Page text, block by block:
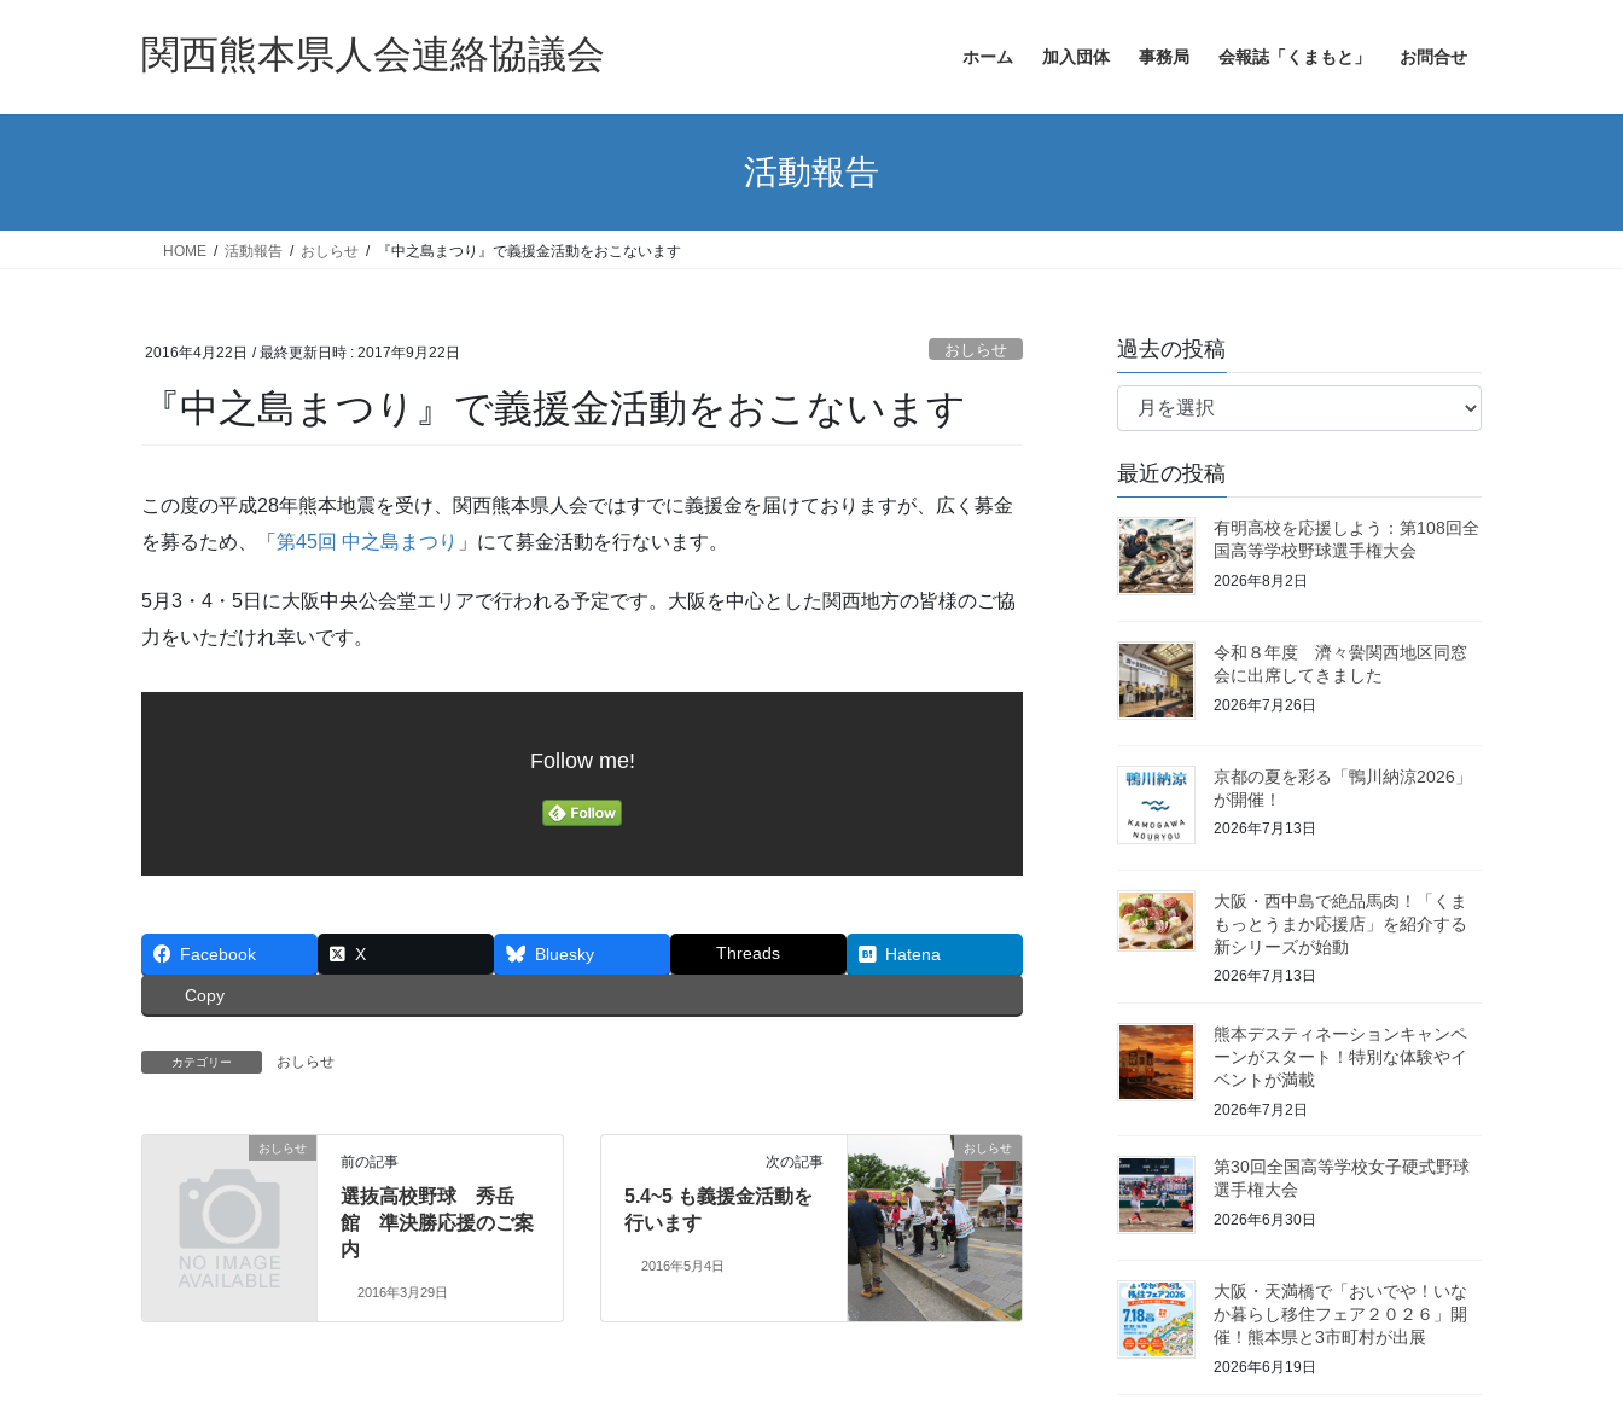
関西熊本県人会連絡協議会 ホーム 加入団体 事務局 会報誌「くまもと」 お問合せ
活動報告
HOME 活動報告 おしらせ 『中之島まつり』で義援金活動をおこないます
2016年4月22日 / 最終更新日時 : 2017年9月22日 おしらせ
『中之島まつり』で義援金活動をおこないます
この度の平成28年熊本地震を受け、関西熊本県人会ではすでに義援金を届けておりますが、広く募金
を募るため、「 第45回 中之島まつり 」にて募金活動を行ないます。
5月3・4・5日に大阪中央公会堂エリアで行われる予定です。大阪を中心とした関西地方の皆様のご協
力をいただけれ幸いです。
Follow me!
Facebook X Bluesky Threads Hatena
Copy
カテゴリー おしらせ
おしらせ
前の記事
選抜高校野球 秀岳
館 準決勝応援のご案
内
2016年3月29日
おしらせ
次の記事
5.4~5 も義援金活動を
行います
2016年5月4日
過去の投稿
過
投
稿
最近の投稿
有明高校を応援しよう：第108回全
国高等学校野球選手権大会
2026年8月2日
令和８年度 濟々黌関西地区同窓
会に出席してきました
2026年7月26日
京都の夏を彩る「鴨川納涼2026」
が開催！
2026年7月13日
大阪・西中島で絶品馬肉！「くま
もっとうまか応援店」を紹介する
新シリーズが始動
2026年7月13日
熊本デスティネーションキャンペ
ーンがスタート！特別な体験やイ
ベントが満載
2026年7月2日
第30回全国高等学校女子硬式野球
選手権大会
2026年6月30日
大阪・天満橋で「おいでや！いな
か暮らし移住フェア２０２６」開
催！熊本県と3市町村が出展
2026年6月19日